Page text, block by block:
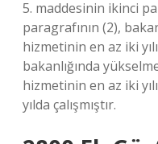
5. maddesinin ikinci
paragrafının (2),
hizmetinin en az iki
bakanlığında
hizmetinin en az iki
yılda çalışmıştır.